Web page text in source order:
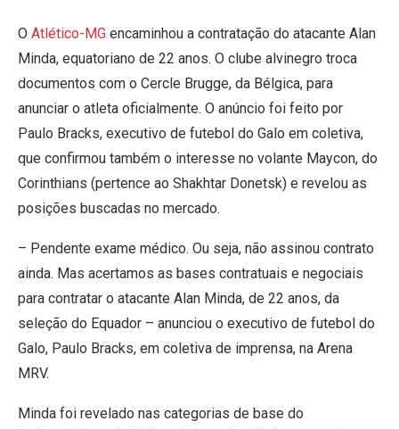
O Atlético-MG encaminhou a contratação do atacante Alan
Minda, equatoriano de 22 anos. O clube alvinegro troca
documentos com o Cercle Brugge, da Bélgica, para
anunciar o atleta oficialmente. O anúncio foi feito por
Paulo Bracks, executivo de futebol do Galo em coletiva,
que confirmou também o interesse no volante Maycon, do
Corinthians (pertence ao Shakhtar Donetsk) e revelou as
posições buscadas no mercado.
– Pendente exame médico. Ou seja, não assinou contrato
ainda. Mas acertamos as bases contratuais e negociais
para contratar o atacante Alan Minda, de 22 anos, da
seleção do Equador – anunciou o executivo de futebol do
Galo, Paulo Bracks, em coletiva de imprensa, na Arena
MRV.
Minda foi revelado nas categorias de base do